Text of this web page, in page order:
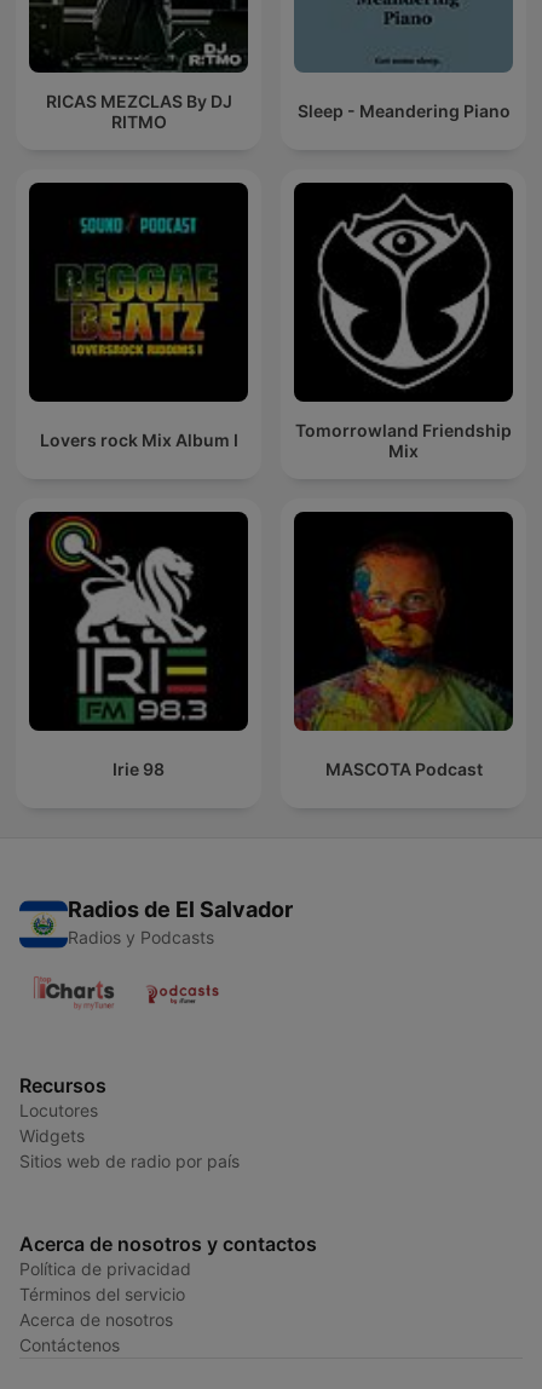
RICAS MEZCLAS By DJ
RITMO
Sleep - Meandering Piano
Lovers rock Mix Album I
Tomorrowland Friendship
Mix
Irie 98 MASCOTA Podcast
Radios de El Salvador
Radios y Podcasts
Recursos
Locutores
Widgets
Sitios web de radio por país
Acerca de nosotros y contactos
Política de privacidad
Términos del servicio
Acerca de nosotros
Contáctenos